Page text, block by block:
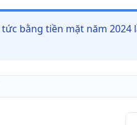
bằng tiền mặt năm 2024